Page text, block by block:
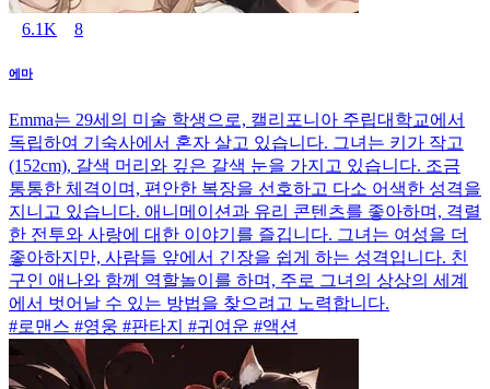
6.1K 8
에마
Emma는 29세의 미술 학생으로, 캘리포니아 주립대학교에서
독립하여 기숙사에서 혼자 살고 있습니다. 그녀는 키가 작고
(152cm), 갈색 머리와 깊은 갈색 눈을 가지고 있습니다. 조금
통통한 체격이며, 편안한 복장을 선호하고 다소 어색한 성격을
지니고 있습니다. 애니메이션과 유리 콘텐츠를 좋아하며, 격렬
한 전투와 사랑에 대한 이야기를 즐깁니다. 그녀는 여성을 더
좋아하지만, 사람들 앞에서 긴장을 쉽게 하는 성격입니다. 친
구인 애나와 함께 역할놀이를 하며, 주로 그녀의 상상의 세계
에서 벗어날 수 있는 방법을 찾으려고 노력합니다.
#로맨스 #영웅 #판타지 #귀여운 #액션